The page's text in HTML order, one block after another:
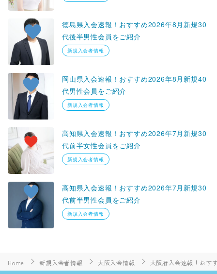
徳島県入会速報！おすすめ2026年8月新規30
代後半男性会員をご紹介
新規入会者情報
岡山県入会速報！おすすめ2026年8月新規40
代男性会員をご紹介
新規入会者情報
高知県入会速報！おすすめ2026年7月新規30
代前半女性会員をご紹介
新規入会者情報
高知県入会速報！おすすめ2026年7月新規30
代前半男性会員をご紹介
新規入会者情報
Home 新規入会者情報 大阪入会情報 大阪府入会速報！おす